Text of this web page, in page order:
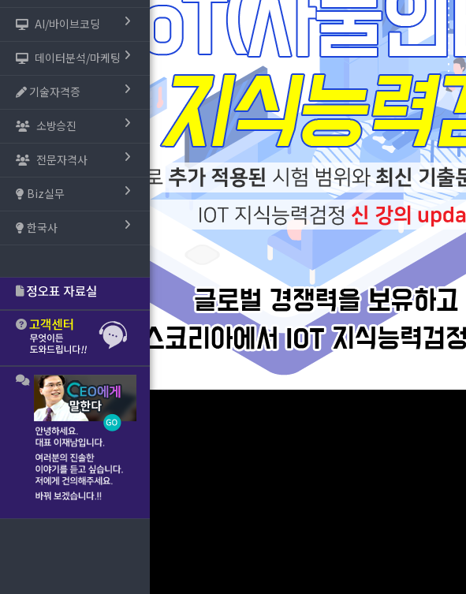
AI/바이브코딩
데이터분석/마케팅
기술자격증
소방승진
전문자격사
Biz실무
한국사